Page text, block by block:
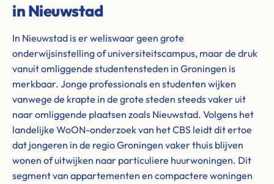
in Nieuwstad
In Nieuwstad is er weliswaar geen grote
onderwijsinstelling of universiteitscampus, maar de druk
vanuit omliggende studentensteden in Groningen is
merkbaar. Jonge professionals en studenten wijken
vanwege de krapte in de grote steden steeds vaker uit
naar omliggende plaatsen zoals Nieuwstad. Volgens het
landelijke WoON-onderzoek van het CBS leidt dit ertoe
dat jongeren in de regio Groningen vaker thuis blijven
wonen of uitwijken naar particuliere huurwoningen. Dit
segment van appartementen en compactere woningen